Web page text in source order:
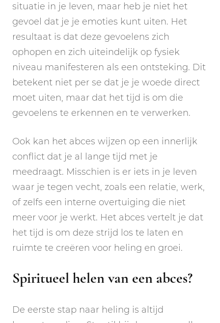
situatie in je leven, maar heb je niet het
gevoel dat je je emoties kunt uiten. Het
resultaat is dat deze gevoelens zich
ophopen en zich uiteindelijk op fysiek
niveau manifesteren als een ontsteking. Dit
betekent niet per se dat je je woede direct
moet uiten, maar dat het tijd is om die
gevoelens te erkennen en te verwerken.
Ook kan het abces wijzen op een innerlijk
conflict dat je al lange tijd met je
meedraagt. Misschien is er iets in je leven
waar je tegen vecht, zoals een relatie, werk,
of zelfs een interne overtuiging die niet
meer voor je werkt. Het abces vertelt je dat
het tijd is om deze strijd los te laten en
ruimte te creëren voor heling en groei.
Spiritueel helen van een abces?
De eerste stap naar heling is altijd